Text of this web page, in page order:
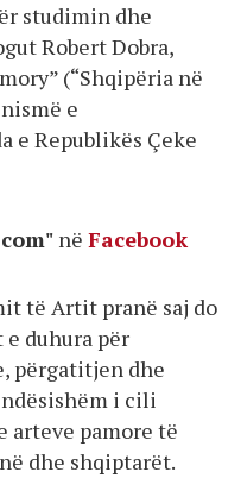
studimin dhe
Robert Dobra,
(“Shqipëria në
e
e Republikës Çeke
në Facebook
të Artit pranë saj do
duhura për
përgatitjen dhe
i cili
arteve pamore të
dhe shqiptarët.